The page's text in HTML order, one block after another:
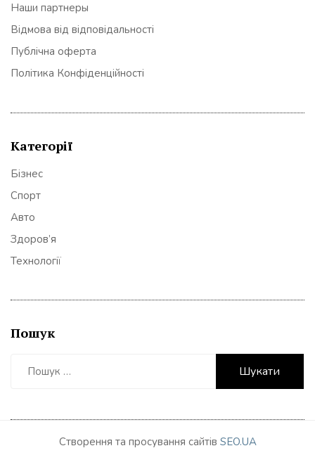
Наши партнеры
Відмова від відповідальності
Публічна оферта
Політика Конфіденційності
Категорії
Бізнес
Спорт
Авто
Здоров’я
Технології
Пошук
Створення та просування сайтів SEO.UA